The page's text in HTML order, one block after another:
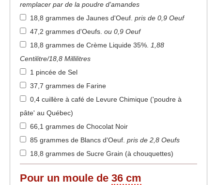
remplacer par de la poudre d'amandes
18,8 grammes de Jaunes d'Oeuf. pris de 0,9 Oeuf
47,2 grammes d'Oeufs. ou 0,9 Oeuf
18,8 grammes de Crème Liquide 35%. 1,88
Centilitre/18,8 Millilitres
1 pincée de Sel
37,7 grammes de Farine
0,4 cuillère à café de Levure Chimique ('poudre à
pâte' au Québec)
66,1 grammes de Chocolat Noir
85 grammes de Blancs d'Oeuf. pris de 2,8 Oeufs
18,8 grammes de Sucre Grain (à chouquettes)
Pour un moule de 36 cm